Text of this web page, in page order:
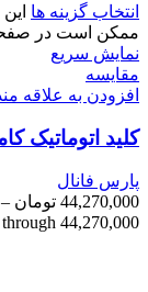
انتخاب گزینه ها
ممکن است در
نمایش سریع
مقايسه
افزودن به علاقه
کلید اتوماتیک
پارس فانال
44,270,000 تومان –
through 44,270,000 تومان